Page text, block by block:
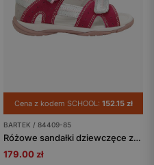
Cena z kodem SCHOOL: 152.15 zł
BARTEK / 84409-85
Różowe sandałki dziewczęce ze srebrnymi wstawkami BARTEK 84409-85
179.00 zł